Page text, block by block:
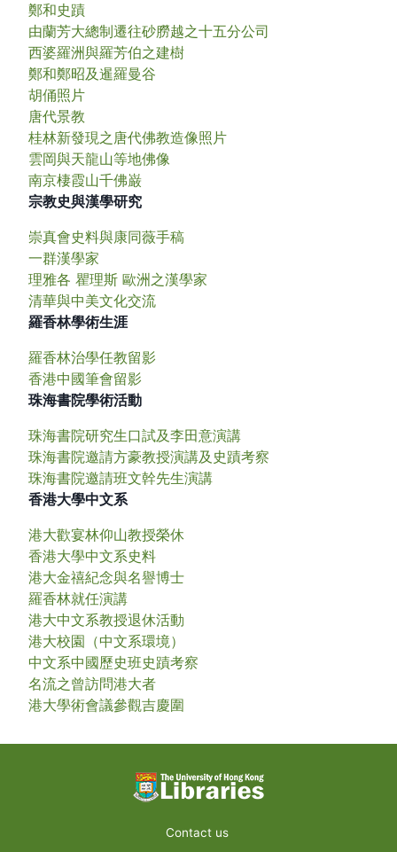
鄭和史蹟
由蘭芳大總制遷往砂朥越之十五分公司
西婆羅洲與羅芳伯之建樹
鄭和鄭昭及暹羅曼谷
胡俑照片
唐代景教
桂林新發現之唐代佛教造像照片
雲岡與天龍山等地佛像
南京棲霞山千佛巌
宗教史與漢學研究
崇真會史料與康同薇手稿
一群漢學家
理雅各 瞿理斯 歐洲之漢學家
清華與中美文化交流
羅香林學術生涯
羅香林治學任教留影
香港中國筆會留影
珠海書院學術活動
珠海書院研究生口試及李田意演講
珠海書院邀請方豪教授演講及史蹟考察
珠海書院邀請班文幹先生演講
香港大學中文系
港大歡宴林仰山教授榮休
香港大學中文系史料
港大金禧紀念與名譽博士
羅香林就任演講
港大中文系教授退休活動
港大校園（中文系環境）
中文系中國歷史班史蹟考察
名流之曾訪問港大者
港大學術會議參觀吉慶圍
Contact us